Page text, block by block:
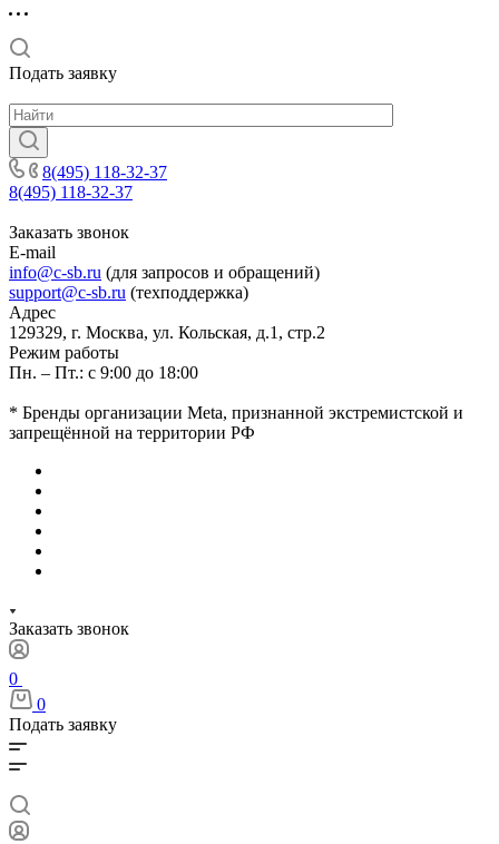
Подать заявку
8(495) 118-32-37
8(495) 118-32-37
Заказать звонок
E-mail
info@c-sb.ru (для запросов и обращений)
support@c-sb.ru (техподдержка)
Адрес
129329, г. Москва, ул. Кольская, д.1, стр.2
Режим работы
Пн. – Пт.: с 9:00 до 18:00
* Бренды организации Meta, признанной экстремистской и
запрещённой на территории РФ
Заказать звонок
0
0
Подать заявку